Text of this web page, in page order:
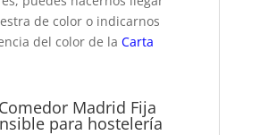
de color o indicarnos
del color de laCarta
Madrid Fija
para hostelería